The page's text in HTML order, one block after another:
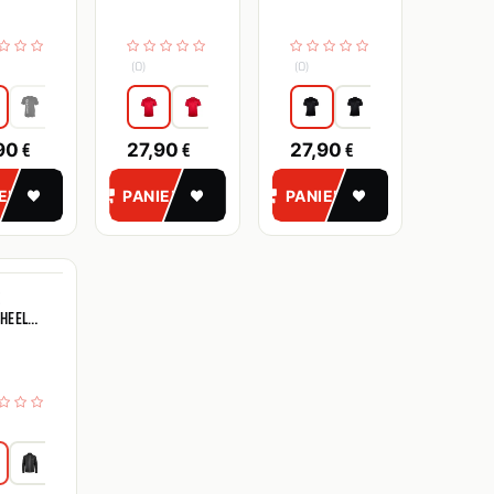
€
(0)
27,90 €
PANIER
(0)
27,90 €
PANIER